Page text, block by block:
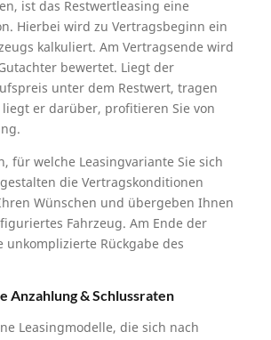
ist das Restwertleasing eine
Hierbei wird zu Vertragsbeginn ein
kalkuliert. Am Vertragsende wird
bewertet. Liegt der
unter dem Restwert, tragen
liegt er darüber, profitieren Sie von
für welche Leasingvariante Sie sich
die Vertragskonditionen
Wünschen und übergeben Ihnen
Fahrzeug. Am Ende der
unkomplizierte Rückgabe des
Anzahlung & Schlussraten
Leasingmodelle, die sich nach